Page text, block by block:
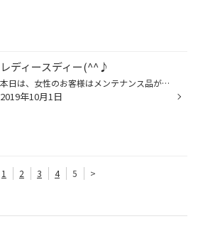
レディースディー(^^♪
本日は、女性のお客様はメンテナンス品がお安くなります！！ 男性のお客様も女性同伴ならOK！！ そして レディースデイ限定企画として、 商品をご購入いただいた女性のお客様に粗品をプレゼント！！ 普段、お車のメンテナンスをされていない 女性の方がいらっしゃいましたら、 是非ご来店ください！...
2019年10月1日
1 2 3 4 5 >